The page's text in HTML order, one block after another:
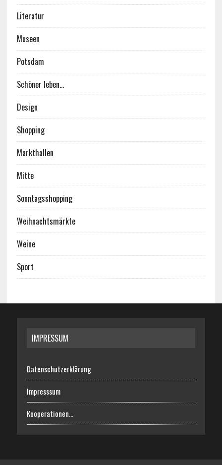
Literatur
Museen
Potsdam
Schöner leben…
Design
Shopping
Markthallen
Mitte
Sonntagsshopping
Weihnachtsmärkte
Weine
Sport
IMPRESSUM
Datenschutzerklärung
Impresssum
Kooperationen…